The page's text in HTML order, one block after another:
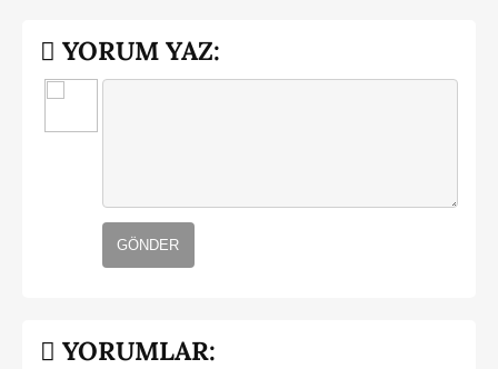
YORUM YAZ:
GÖNDER
YORUMLAR: